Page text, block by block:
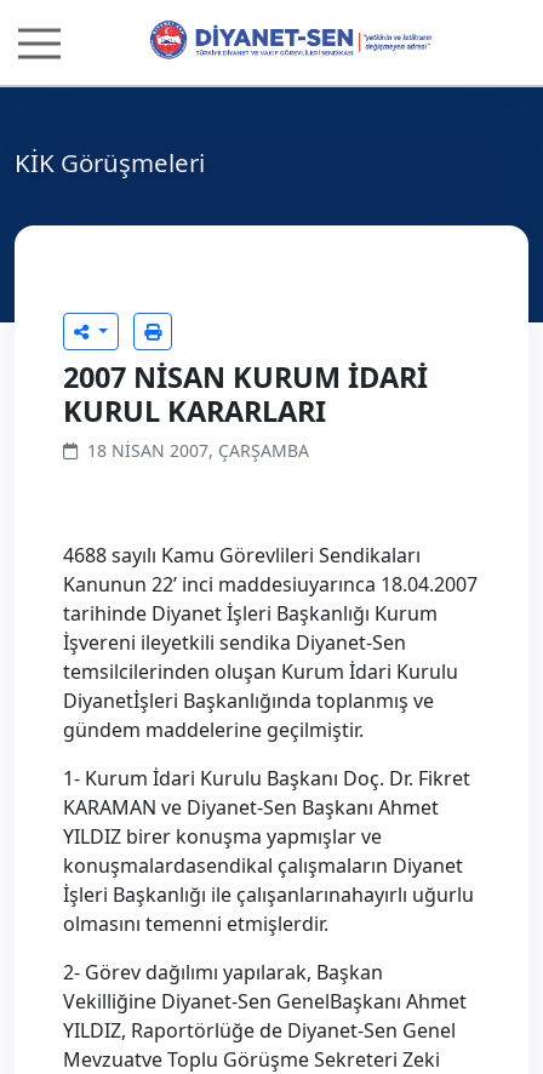
KİK Görüşmeleri
2007 NİSAN KURUM İDARİ
KURUL KARARLARI
18 NISAN 2007, ÇARŞAMBA
4688 sayılı Kamu Görevlileri Sendikaları
Kanunun 22’ inci maddesiuyarınca 18.04.2007
tarihinde Diyanet İşleri Başkanlığı Kurum
İşvereni ileyetkili sendika Diyanet-Sen
temsilcilerinden oluşan Kurum İdari Kurulu
Diyanetİşleri Başkanlığında toplanmış ve
gündem maddelerine geçilmiştir.
1- Kurum İdari Kurulu Başkanı Doç. Dr. Fikret
KARAMAN ve Diyanet-Sen Başkanı Ahmet
YILDIZ birer konuşma yapmışlar ve
konuşmalardasendikal çalışmaların Diyanet
İşleri Başkanlığı ile çalışanlarınahayırlı uğurlu
olmasını temenni etmişlerdir.
2- Görev dağılımı yapılarak, Başkan
Vekilliğine Diyanet-Sen GenelBaşkanı Ahmet
YILDIZ, Raportörlüğe de Diyanet-Sen Genel
Mevzuatve Toplu Görüşme Sekreteri Zeki